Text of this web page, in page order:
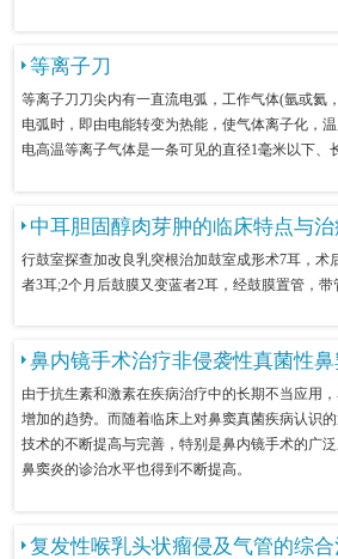
等离子刀
等离子刀刀尖内有一直流电弧，工作气体(氩或氦
电弧时，即由电能转变为热能，使气体离子化，
电高温等离子气体是一条可见的直径1毫米以下、
中耳胆固醇肉芽肿的临床特点与治
行鼓室探查加改良乳突根治加鼓室成形术7耳，术
者3耳;2个月后鼓膜又变蓝者2耳，经鼓膜置管，带
鼻内镜手术治疗非侵袭性真菌性
由于抗生素和激素在疾病治疗中的长期不当应用
增加的趋势。而随着临床上对鼻窦真菌疾病认识
技术的不断提高与完善，特别是鼻内镜手术的广
鼻窦炎的诊治水平也得到不断提高。
复发性喉乳头状瘤侵及气管的综合